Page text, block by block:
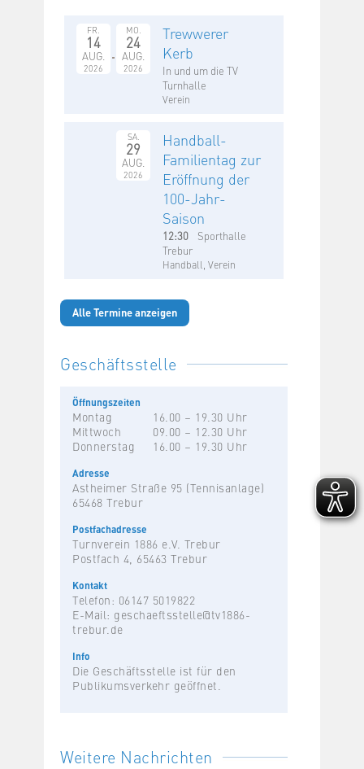
FR.
14
AUG.
2026
MO.
24
AUG.
2026
Trewwerer
Kerb
In und um die TV
Turnhalle
Verein
SA.
29
AUG.
2026
Handball-
Familientag zur
Eröffnung der
100-Jahr-
Saison
12:30
Sporthalle
Trebur
Handball, Verein
Alle Termine anzeigen
Geschäftsstelle
Öffnungszeiten
Montag
16.00 – 19.30 Uhr
Mittwoch
09.00 – 12.30 Uhr
Donnerstag
16.00 – 19.30 Uhr
Adresse
Astheimer Straße 95 (Tennisanlage)
65468 Trebur
Postfachadresse
Turnverein 1886 e.V. Trebur
Postfach 4, 65463 Trebur
Kontakt
Telefon: 06147 5019822
E-Mail: geschaeftsstelle@tv1886-
trebur.de
Info
Die Geschäftsstelle ist für den
Publikumsverkehr geöffnet.
Weitere Nachrichten